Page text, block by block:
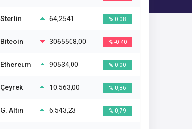
Sterlin 64,2541 % 0.08
Bitcoin 3065508,00 % -0.40
Ethereum 90534,00 % 0.00
Çeyrek 10.563,00 % 0,86
G. Altın 6.543,23 % 0,79